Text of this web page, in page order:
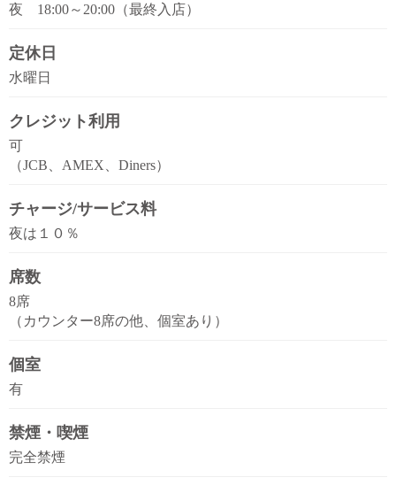
夜 18:00～20:00（最終入店）
定休日
水曜日
クレジット利用
可
（JCB、AMEX、Diners）
チャージ/サービス料
夜は１０％
席数
8席
（カウンター8席の他、個室あり）
個室
有
禁煙・喫煙
完全禁煙